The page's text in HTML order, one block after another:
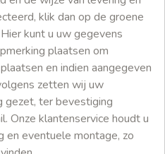
klik dan op de groene
kunt u uw gegevens
plaatsen om
en indien aangegeven
zetten wij uw
gezet, ter bevestiging
Onze klantenservice houdt u
en eventuele montage, zo